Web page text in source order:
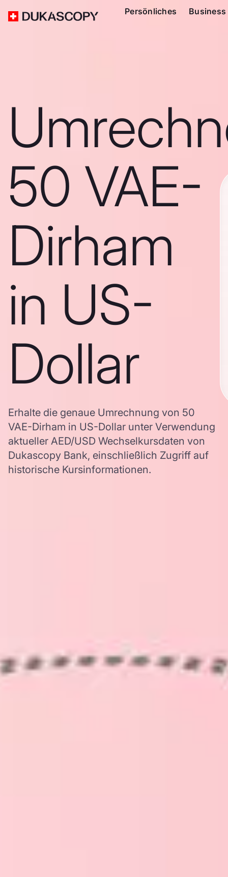
Persönliches Business
50 VAE-
Dirham
in US-
Dollar
Erhalte die genaue Umrechnung von 50
VAE-Dirham in US-Dollar unter Verwendung
aktueller AED/USD Wechselkursdaten von
Dukascopy Bank, einschließlich Zugriff auf
historische Kursinformationen.